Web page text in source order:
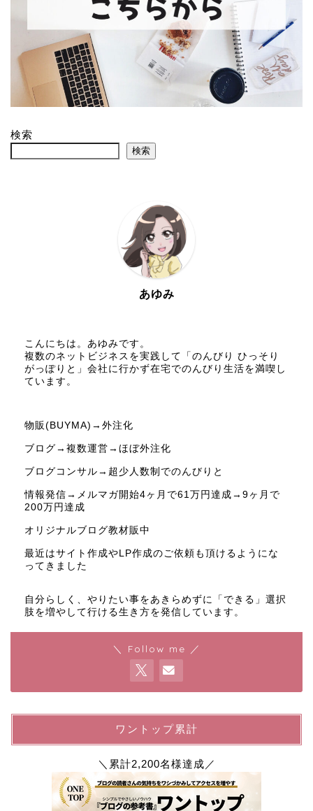
検索
検索
あゆみ
こんにちは。あゆみです。
複数のネットビジネスを実践して「のんびり ひっそり
がっぽりと」会社に行かず在宅でのんびり生活を満喫し
ています。
物販(BUYMA)→外注化
ブログ→複数運営→ほぼ外注化
ブログコンサル→超少人数制でのんびりと
情報発信→メルマガ開始4ヶ月で61万円達成→9ヶ月で
200万円達成
オリジナルブログ教材販中
最近はサイト作成やLP作成のご依頼も頂けるようにな
ってきました
自分らしく、やりたい事をあきらめずに「できる」選択
肢を増やして行ける生き方を発信しています。
＼ Follow me ／
ワントップ累計
＼累計2,200名様達成／